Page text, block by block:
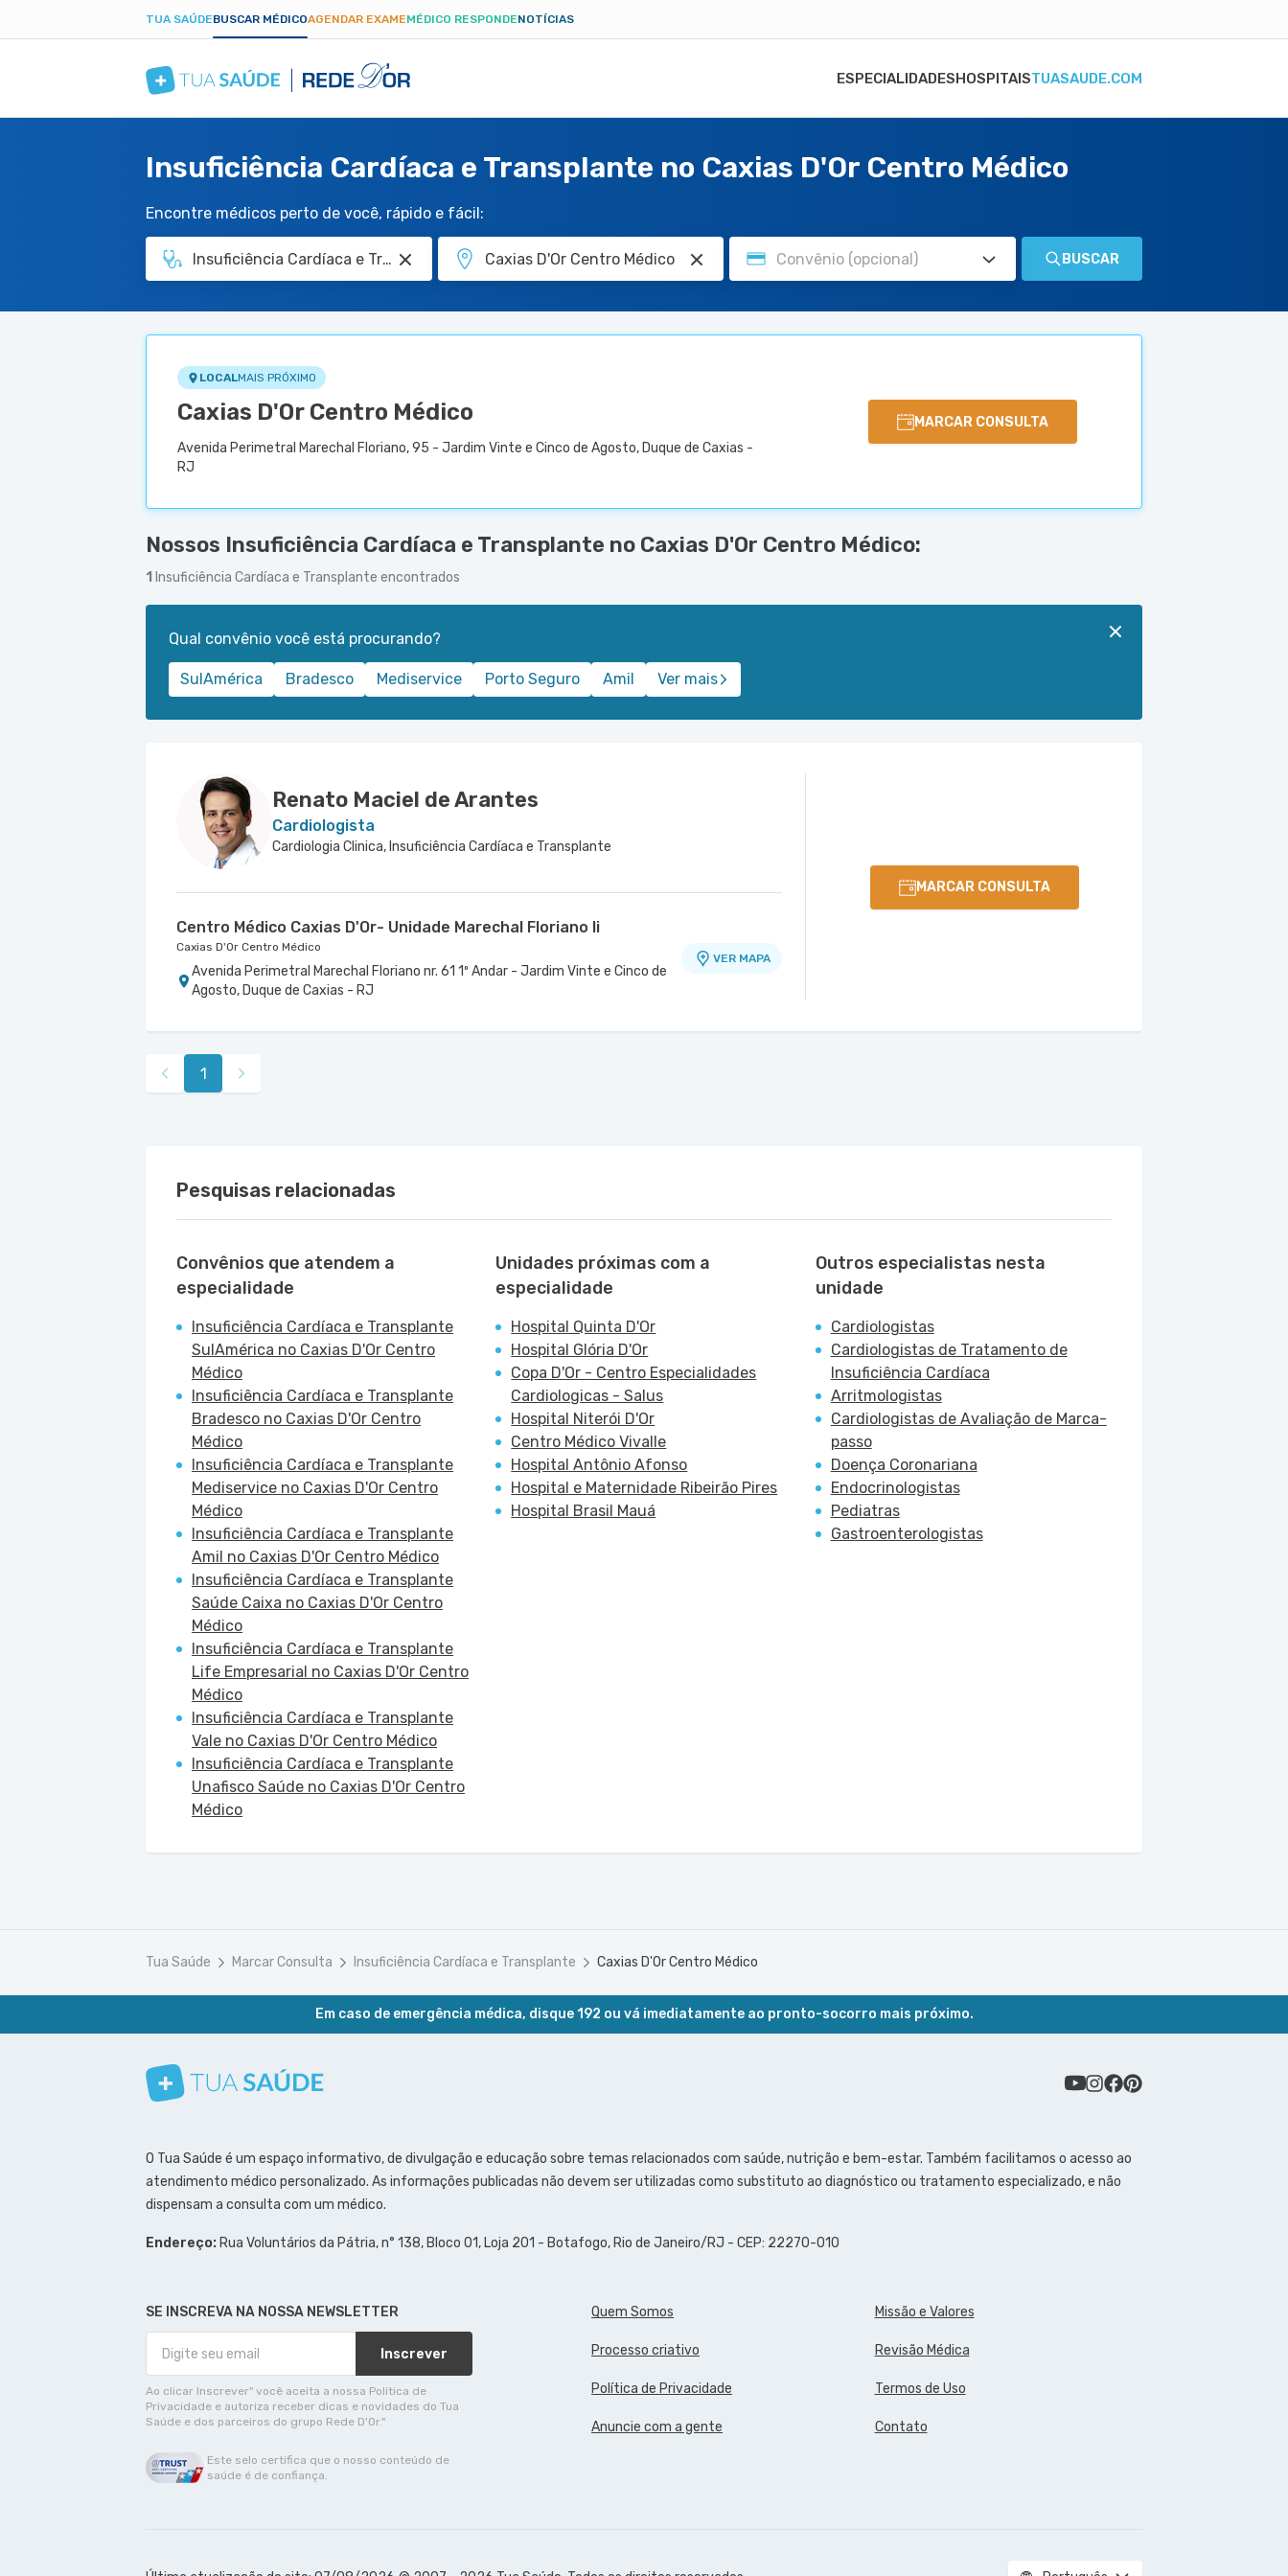
TUA SAÚDEBUSCAR MÉDICOAGENDAR EXAMEMÉDICO RESPONDENOTÍCIAS
ESPECIALIDADESHOSPITAISTUASAUDE.COM
Insuficiência Cardíaca e Transplante no Caxias D'Or Centro Médico
Encontre médicos perto de você, rápido e fácil:
BUSCAR
LOCALMAIS PRÓXIMO
Caxias D'Or Centro Médico
Avenida Perimetral Marechal Floriano, 95 - Jardim Vinte e Cinco de Agosto, Duque de Caxias -
RJ
MARCAR CONSULTA
Nossos Insuficiência Cardíaca e Transplante no Caxias D'Or Centro Médico:
1 Insuficiência Cardíaca e Transplante encontrados
Qual convênio você está procurando?
SulAmérica Bradesco Mediservice Porto Seguro Amil Ver mais
Renato Maciel de Arantes
Cardiologista
Cardiologia Clinica, Insuficiência Cardíaca e Transplante
MARCAR CONSULTA
Centro Médico Caxias D'Or- Unidade Marechal Floriano Ii
Caxias D'Or Centro Médico
Avenida Perimetral Marechal Floriano nr. 61 1º Andar - Jardim Vinte e Cinco de
Agosto, Duque de Caxias - RJ
VER MAPA
1
Pesquisas relacionadas
Convênios que atendem a
especialidade
Insuficiência Cardíaca e Transplante
SulAmérica no Caxias D'Or Centro
Médico
Insuficiência Cardíaca e Transplante
Bradesco no Caxias D'Or Centro
Médico
Insuficiência Cardíaca e Transplante
Mediservice no Caxias D'Or Centro
Médico
Insuficiência Cardíaca e Transplante
Amil no Caxias D'Or Centro Médico
Insuficiência Cardíaca e Transplante
Saúde Caixa no Caxias D'Or Centro
Médico
Insuficiência Cardíaca e Transplante
Life Empresarial no Caxias D'Or Centro
Médico
Insuficiência Cardíaca e Transplante
Vale no Caxias D'Or Centro Médico
Insuficiência Cardíaca e Transplante
Unafisco Saúde no Caxias D'Or Centro
Médico
Unidades próximas com a
especialidade
Hospital Quinta D'Or
Hospital Glória D'Or
Copa D'Or - Centro Especialidades
Cardiologicas - Salus
Hospital Niterói D'Or
Centro Médico Vivalle
Hospital Antônio Afonso
Hospital e Maternidade Ribeirão Pires
Hospital Brasil Mauá
Outros especialistas nesta
unidade
Cardiologistas
Cardiologistas de Tratamento de
Insuficiência Cardíaca
Arritmologistas
Cardiologistas de Avaliação de Marca-
passo
Doença Coronariana
Endocrinologistas
Pediatras
Gastroenterologistas
Tua Saúde Marcar Consulta Insuficiência Cardíaca e Transplante Caxias D'Or Centro Médico
Em caso de emergência médica, disque 192 ou vá imediatamente ao pronto-socorro mais próximo.
Conheça nosso canal
Siga a gente no Instagram
Siga a gente no Facebook
Siga a gente no Pinterest
O Tua Saúde é um espaço informativo, de divulgação e educação sobre temas relacionados com saúde, nutrição e bem-estar. Também facilitamos o acesso ao
atendimento médico personalizado. As informações publicadas não devem ser utilizadas como substituto ao diagnóstico ou tratamento especializado, e não
dispensam a consulta com um médico.
Endereço: Rua Voluntários da Pátria, n° 138, Bloco 01, Loja 201 - Botafogo, Rio de Janeiro/RJ - CEP: 22270-010
SE INSCREVA NA NOSSA NEWSLETTER
Inscrever
Ao clicar Inscrever" você aceita a nossa Política de
Privacidade e autoriza receber dicas e novidades do Tua
Saúde e dos parceiros do grupo Rede D'Or."
Quem Somos Missão e Valores
Processo criativo Revisão Médica
Política de Privacidade Termos de Uso
Anuncie com a gente Contato
Este selo certifica que o nosso conteúdo de
saúde é de confiança.